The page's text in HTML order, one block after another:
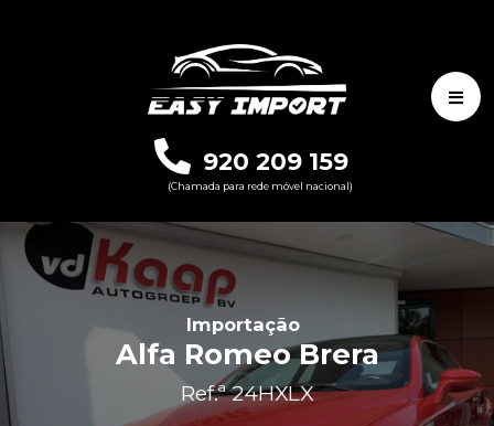
920 209 159
(Chamada para rede móvel nacional)
Importação
Alfa Romeo Brera
Ref.ª 24HXLX